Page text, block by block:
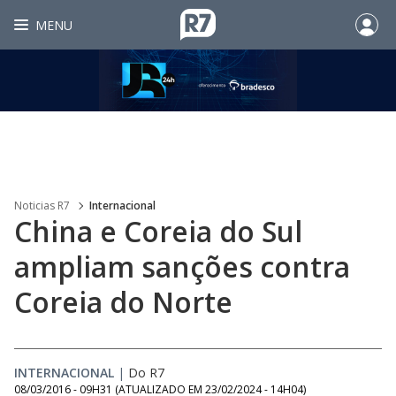
MENU
Noticias R7 Internacional
China e Coreia do Sul
ampliam sanções contra
Coreia do Norte
INTERNACIONAL | Do R7
08/03/2016 - 09H31 (ATUALIZADO EM 23/02/2024 - 14H04)